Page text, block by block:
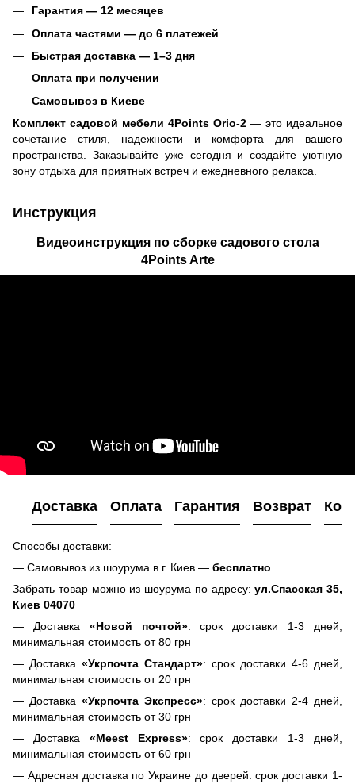
Гарантия — 12 месяцев
Оплата частями — до 6 платежей
Быстрая доставка — 1–3 дня
Оплата при получении
Самовывоз в Киеве
Комплект садовой мебели 4Points Orio-2 — это идеальное
сочетание стиля, надежности и комфорта для вашего
пространства. Заказывайте уже сегодня и создайте уютную
зону отдыха для приятных встреч и ежедневного релакса.
Инструкция
Видеоинструкция по сборке садового стола
4Points Arte
Доставка Оплата Гарантия Возврат
Способы доставки:
— Самовывоз из шоурума в г. Киев — бесплатно
Забрать товар можно из шоурума по адресу:ул.Спасская 35,
Киев 04070
— Доставка «Новой почтой»: срок доставки 1-3 дней,
минимальная стоимость от 80 грн
— Доставка «Укрпочта Стандарт»: срок доставки 4-6 дней,
минимальная стоимость от 20 грн
— Доставка «Укрпочта Экспресс»: срок доставки 2-4 дней,
минимальная стоимость от 30 грн
— Доставка «Meest Express»: срок доставки 1-3 дней,
минимальная стоимость от 60 грн
— Адресная доставка по Украине до дверей: срок доставки 1-